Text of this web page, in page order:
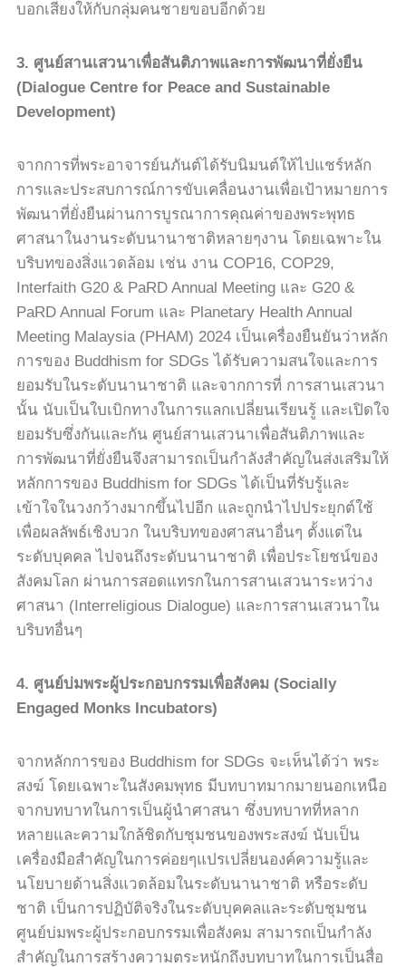
บอกเสียงให้กับกลุ่มคนชายขอบอีกด้วย
3. ศูนย์สานเสวนาเพื่อสันติภาพและการพัฒนาที่ยั่งยืน
(Dialogue Centre for Peace and Sustainable
Development)
จากการที่พระอาจารย์นภันต์ได้รับนิมนต์ให้ไปแชร์หลัก
การและประสบการณ์การขับเคลื่อนงานเพื่อเป้าหมายการ
พัฒนาที่ยั่งยืนผ่านการบูรณาการคุณค่าของพระพุทธ
ศาสนาในงานระดับนานาชาติหลายๆงาน โดยเฉพาะใน
บริบทของสิ่งแวดล้อม เช่น งาน COP16, COP29,
Interfaith G20 & PaRD Annual Meeting และ G20 &
PaRD Annual Forum และ Planetary Health Annual
Meeting Malaysia (PHAM) 2024 เป็นเครื่องยืนยันว่าหลัก
การของ Buddhism for SDGsได้รับความสนใจและการ
ยอมรับในระดับนานาชาติ และจากการที่ การสานเสวนา
นั้น นับเป็นใบเบิกทางในการแลกเปลี่ยนเรียนรู้ และเปิดใจ
ยอมรับซึ่งกันและกัน ศูนย์สานเสวนาเพื่อสันติภาพและ
การพัฒนาที่ยั่งยืนจึงสามารถเป็นกำลังสำคัญในส่งเสริมให้
หลักการของ Buddhism for SDGsได้เป็นที่รับรู้และ
เข้าใจในวงกว้างมากขึ้นไปอีก และถูกนำไปประยุกต์ใช้
เพื่อผลลัพธ์เชิงบวก ในบริบทของศาสนาอื่นๆ ตั้งแต่ใน
ระดับบุคคล ไปจนถึงระดับนานาชาติ เพื่อประโยชน์ของ
สังคมโลก ผ่านการสอดแทรกในการสานเสวนาระหว่าง
ศาสนา (Interreligious Dialogue) และการสานเสวนาใน
บริบทอื่นๆ
4. ศูนย์บ่มพระผู้ประกอบกรรมเพื่อสังคม (Socially
Engaged Monks Incubators)
จากหลักการของ Buddhism for SDGs จะเห็นได้ว่า พระ
สงฆ์ โดยเฉพาะในสังคมพุทธ มีบทบาทมากมายนอกเหนือ
จากบทบาทในการเป็นผู้นำศาสนา ซึ่งบทบาทที่หลาก
หลายและความใกล้ชิดกับชุมชนของพระสงฆ์ นับเป็น
เครื่องมือสำคัญในการค่อยๆแปรเปลี่ยนองค์ความรู้และ
นโยบายด้านสิ่งแวดล้อมในระดับนานาชาติ หรือระดับ
ชาติ เป็นการปฏิบัติจริงในระดับบุคคลและระดับชุมชน
ศูนย์บ่มพระผู้ประกอบกรรมเพื่อสังคม สามารถเป็นกำลัง
สำคัญในการสร้างความตระหนักถึงบทบาทในการเป็นสื่อ